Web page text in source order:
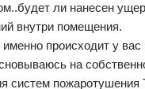
ли нанесен
внутри помещения.
происходит у вас
на
систем